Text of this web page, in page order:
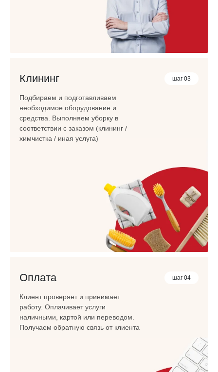
шаг 03
Клининг
Подбираем и подготавливаем
необходимое оборудование и
средства. Выполняем уборку в
соответствии с заказом (клининг /
химчистка / иная услуга)
шаг 04
Оплата
Клиент проверяет и принимает
работу. Оплачивает услуги
наличными, картой или переводом.
Получаем обратную связь от клиента